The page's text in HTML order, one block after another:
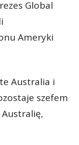
Global
Ameryki
Australia i
szefem